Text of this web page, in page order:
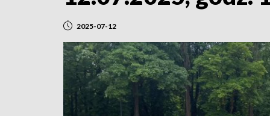
2025-07-12